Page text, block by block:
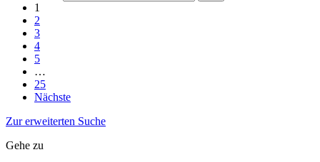
1
2
3
4
5
…
25
Nächste
Zur erweiterten Suche
Gehe zu